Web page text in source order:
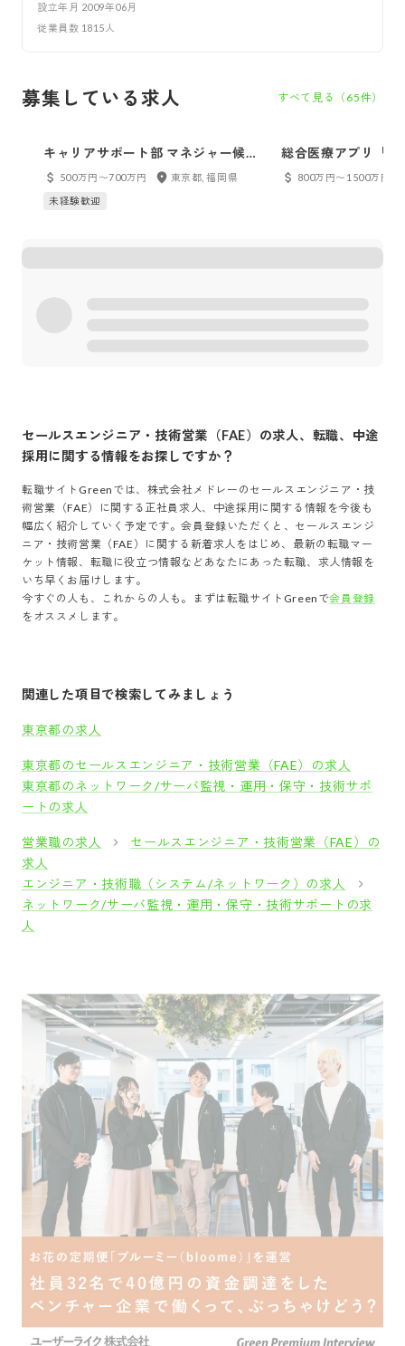
設立年月 2009年06月
従業員数 1815 人
募集している求人 すべて見る（ 65件）
キャリアサポート部 マネジャー候補
／ジョブメドレー
500万円〜700万円
東京都, 福岡県
未経験歓迎
総合医療アプリ「
トマネージャー
800万円〜1500万円
セールスエンジニア・技術営業（FAE） の求人、転職、中途
採用に関する情報をお探しですか？
転職サイトGreenでは、 株式会社メドレー の セールスエンジニア・技
術営業（FAE）
に関する正社員求人、中途採用に関する情報を今後も
幅広く紹介していく予定です。会員登録いただくと、 セールスエンジ
ニア・技術営業（FAE）
に関する新着求人をはじめ、最新の転職マー
ケット情報、転職に役立つ情報などあなたにあった転職、求人情報を
いち早くお届けします。
今すぐの人も、これからの人も。まずは転職サイトGreenで会員登録
をオススメします。
関連した項目で検索してみましょう
東京都の求人
東京都のセールスエンジニア・技術営業（FAE）の求人
東京都のネットワーク/サーバ監視・運用・保守・技術サポ
ートの求人
営業職の求人
セールスエンジニア・技術営業（FAE）の
求人
エンジニア・技術職（システム/ネットワーク）の求人
ネットワーク/サーバ監視・運用・保守・技術サポートの求
人
採用をお考えの方 運営会社プライバシーポリシーセキュリティポリシー
利用者情報の外部送信
利用規約 よくある質問 サイトマップ Green Identity
Copyright© Atrae, Inc. All Right Reserved.
転職サイトGreen 営業職の求人 セールスエンジニア・技術営業（
【医療×SaaS】歯科診療所の業務支援システム「DENTIS」のフィールドエンジニア(導入